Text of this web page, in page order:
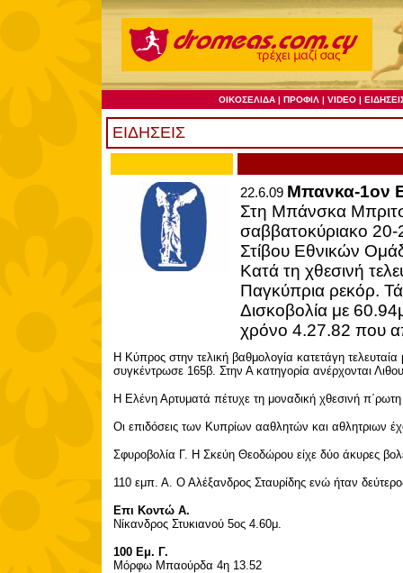
ΕΙΔΗΣΕΙΣ
22.6.09 Μπανκα-1ον
Στη Μπάνσκα
σαββατοκύριακο
Στίβου Εθνικών
Κατά τη χθεσινή
Παγκύπρια ρεκόρ.
Δισκοβολία με
χρόνο 4.27.82 που
Η Κύπρος στην τελική βαθμολογία κατετάγη
συγκέντρωσε 165β. Στην Α κατηγορία ανέρχονται
Η Ελένη Αρτυματά πέτυχε τη μοναδική χθεσινή
Οι επιδόσεις των Κυπρίων ααθλητών και αθλητριων
Σφυροβολία Γ. Η Σκεύη Θεοδώρου είχε δύο άκυρες
110 εμπ. Α. Ο Αλέξανδρος Σταυρίδης ενώ ήταν
Επι Κοντώ Α.
Νίκανδρος Στυκιανού 5ος 4.60μ.
100 Εμ. Γ.
Μόρφω Μπαούρδα 4η 13.52